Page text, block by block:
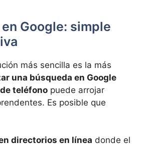
Google: simple
más sencilla es la más
una búsqueda en Google
teléfono puede arrojar
Es posible que
directorios en línea donde el